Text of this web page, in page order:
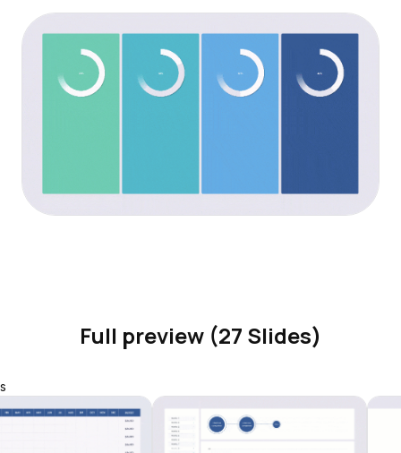
Full preview (27 Slides)
s